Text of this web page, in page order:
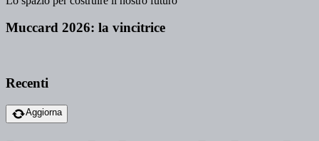
Muccard 2026: la vincitrice
Recenti
Aggiorna